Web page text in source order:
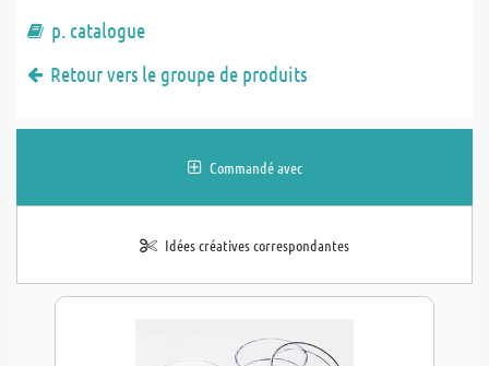
p. catalogue
Retour vers le groupe de produits
Commandé avec
Idées créatives correspondantes